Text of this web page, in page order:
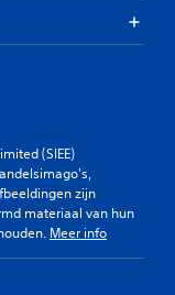
(SIEE)
zijn
materiaal van hun
Meer info